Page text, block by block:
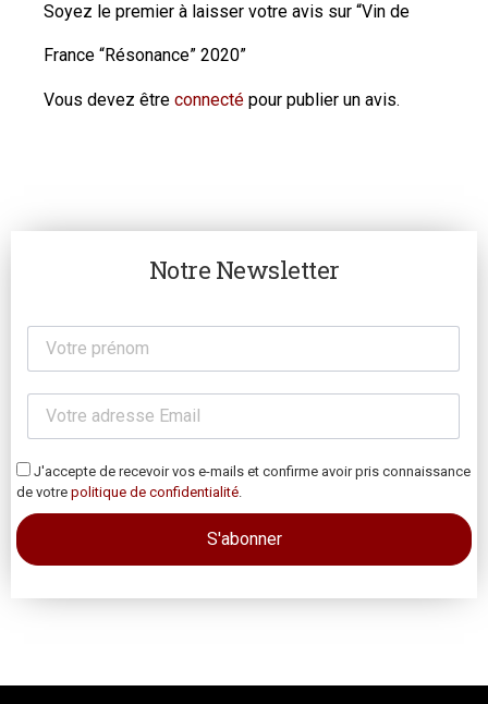
Soyez le premier à laisser votre avis sur “Vin de
France “Résonance” 2020”
Vous devez être connecté pour publier un avis.
Notre Newsletter
J'accepte de recevoir vos e-mails et confirme avoir pris connaissance
de votre politique de confidentialité.